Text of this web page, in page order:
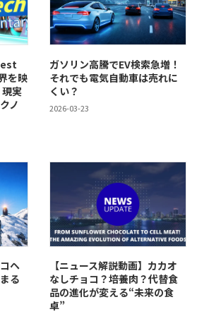
を映
実
ノ
ガソリン高騰でEV検索急増！
それでも電気自動車は売れに
くい？
2026-03-23
ヘ
る
【ニュース解説動画】カカオ
なしチョコ？培養肉？代替食
品の進化が変える“未来の食
卓”